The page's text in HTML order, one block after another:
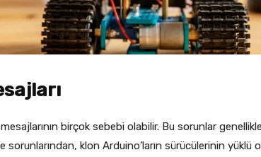
mesajlarının birçok sebebi olabilir. Bu sorunlar
sorunlarından, klon Arduino’ların sürücülerinin yüklü